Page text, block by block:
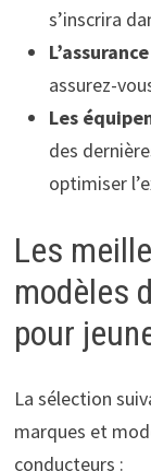
s’inscrira
L’assurance
assurez-
Les
des
optimiser
Les
modèles
pour
La sélection
marques et
conducteurs :